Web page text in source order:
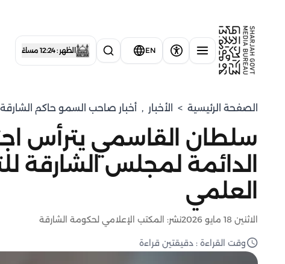
EN الظهر : 12:24 مساءً
الصفحة الرئيسية > الأخبار , أخبار صاحب السمو حاكم الشارقة
سلطان القاسمي يترأس
الدائمة لمجلس الشارقة
العلمي
الاثنين 18 مايو 2026 نشر: المكتب الإعلامي لحكومة الشارقة
وقت القراءة : دقيقتين قراءة